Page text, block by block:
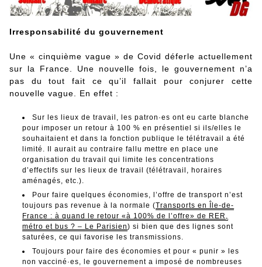
Irresponsabilité du gouvernement
Une « cinquième vague » de Covid déferle actuellement
sur la France. Une nouvelle fois, le gouvernement n’a
pas du tout fait ce qu’il fallait pour conjurer cette
nouvelle vague. En effet :
Sur les lieux de travail, les patron·es ont eu carte blanche
pour imposer un retour à 100 % en présentiel si ils/elles le
souhaitaient et dans la fonction publique le télétravail a été
limité. Il aurait au contraire fallu mettre en place une
organisation du travail qui limite les concentrations
d’effectifs sur les lieux de travail (télétravail, horaires
aménagés, etc.).
Pour faire quelques économies, l’offre de transport n’est
toujours pas revenue à la normale (Transports en Île-de-
France : à quand le retour «à 100% de l’offre» de RER,
métro et bus ? – Le Parisien) si bien que des lignes sont
saturées, ce qui favorise les transmissions.
Toujours pour faire des économies et pour « punir » les
non vacciné·es, le gouvernement a imposé de nombreuses